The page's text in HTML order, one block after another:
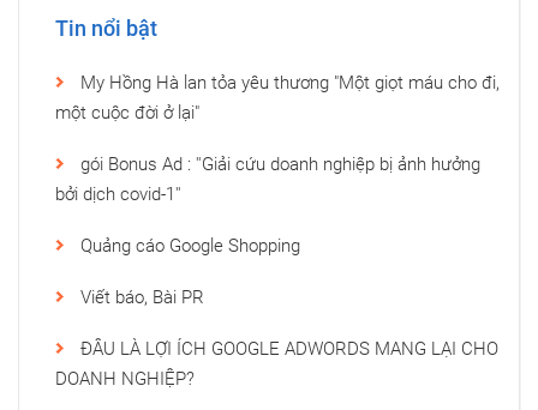
Tin nổi bật
My Hồng Hà lan tỏa yêu thương "Một giọt máu cho đi,
một cuộc đời ở lại"
gói Bonus Ad : ''Giải cứu doanh nghiệp bị ảnh hưởng
bởi dịch covid-1''
Quảng cáo Google Shopping
Viết báo, Bài PR
ĐÂU LÀ LỢI ÍCH GOOGLE ADWORDS MANG LẠI CHO
DOANH NGHIỆP?